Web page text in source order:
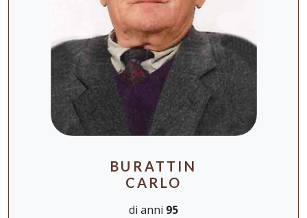
BURATTIN
CARLO
di anni 95